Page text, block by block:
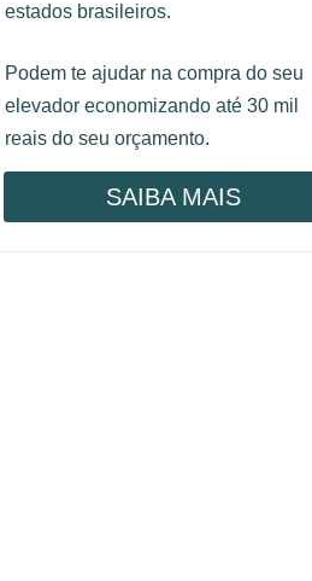
estados brasileiros.
Podem te ajudar na compra do seu
elevador economizando até 30 mil
reais do seu orçamento.
SAIBA MAIS